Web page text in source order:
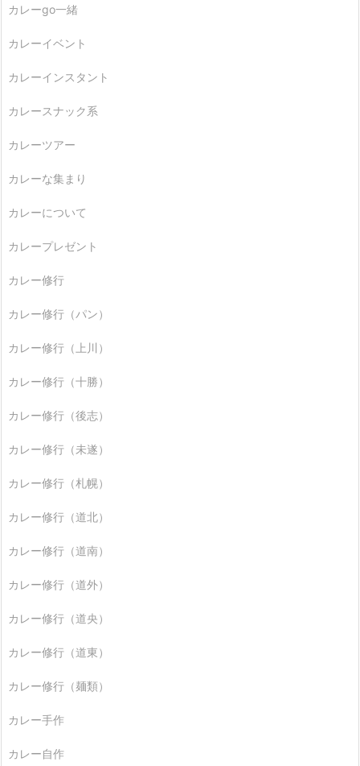
カレーgo一緒
カレーイベント
カレーインスタント
カレースナック系
カレーツアー
カレーな集まり
カレーについて
カレープレゼント
カレー修行
カレー修行（パン）
カレー修行（上川）
カレー修行（十勝）
カレー修行（後志）
カレー修行（未遂）
カレー修行（札幌）
カレー修行（道北）
カレー修行（道南）
カレー修行（道外）
カレー修行（道央）
カレー修行（道東）
カレー修行（麺類）
カレー手作
カレー自作